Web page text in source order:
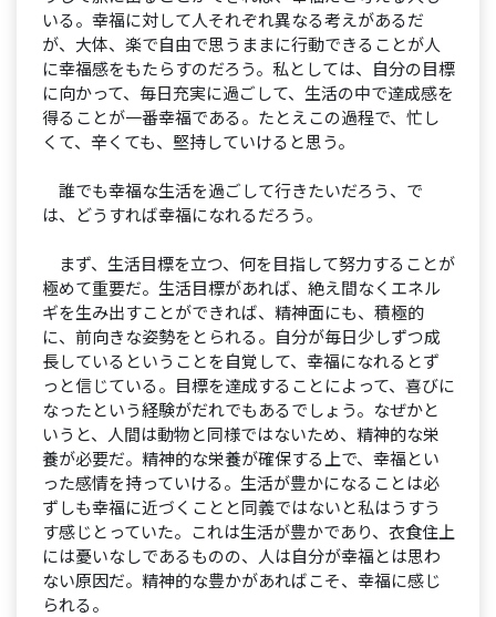
いる。幸福に対して人それぞれ異なる考えがあるだ
が、大体、楽で自由で思うままに行動できることが人
に幸福感をもたらすのだろう。私としては、自分の目標
に向かって、毎日充実に過ごして、生活の中で達成感を
得ることが一番幸福である。たとえこの過程で、忙し
くて、辛くても、堅持していけると思う。
誰でも幸福な生活を過ごして行きたいだろう、で
は、どうすれば幸福になれるだろう。
まず、生活目標を立つ、何を目指して努力することが
極めて重要だ。生活目標があれば、絶え間なくエネル
ギを生み出すことができれば、精神面にも、積極的
に、前向きな姿勢をとられる。自分が毎日少しずつ成
長しているということを自覚して、幸福になれるとず
っと信じている。目標を達成することによって、喜びに
なったという経験がだれでもあるでしょう。なぜかと
いうと、人間は動物と同様ではないため、精神的な栄
養が必要だ。精神的な栄養が確保する上で、幸福とい
った感情を持っていける。生活が豊かになることは必
ずしも幸福に近づくことと同義ではないと私はうすう
す感じとっていた。これは生活が豊かであり、衣食住上
には憂いなしであるものの、人は自分が幸福とは思わ
ない原因だ。精神的な豊かがあればこそ、幸福に感じ
られる。